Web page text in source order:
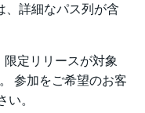
、詳細なパス列が含
定リリースが対象
参加をご希望のお客
。